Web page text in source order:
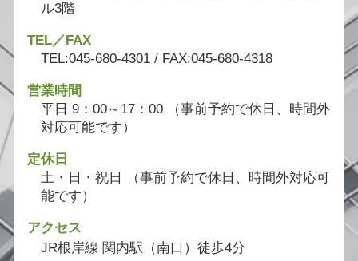
ル3階
TEL／FAX
TEL:045-680-4301 / FAX:045-680-4318
営業時間
平日 9：00～17：00 （事前予約で休日、時間外
対応可能です）
定休日
土・日・祝日 （事前予約で休日、時間外対応可
能です）
アクセス
JR根岸線 関内駅（南口）徒歩4分